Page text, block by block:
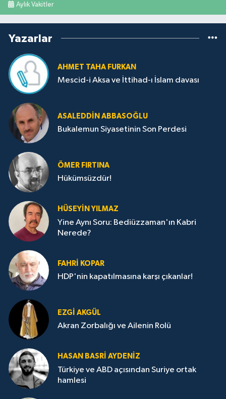
Aylık Vakitler
Yazarlar
AHMET TAHA FURKAN
Mescid-i Aksa ve İttihad-ı İslam davası
ASALEDDIN ABBASOĞLU
Bukalemun Siyasetinin Son Perdesi
ÖMER FIRTINA
Hükümsüzdür!
HÜSEYIN YILMAZ
Yine Aynı Soru: Bediüzzaman'ın Kabri
Nerede?
FAHRI KOPAR
HDP'nin kapatılmasına karşı çıkanlar!
EZGI AKGÜL
Akran Zorbalığı ve Ailenin Rolü
HASAN BASRI AYDENIZ
Türkiye ve ABD açısından Suriye ortak
hamlesi